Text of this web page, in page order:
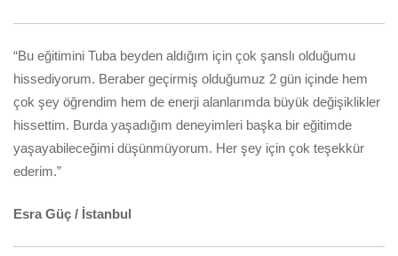
“Bu eğitimini Tuba beyden aldığım için çok şanslı olduğumu
hissediyorum. Beraber geçirmiş olduğumuz 2 gün içinde hem
çok şey öğrendim hem de enerji alanlarımda büyük değişiklikler
hissettim. Burda yaşadığım deneyimleri başka bir eğitimde
yaşayabileceğimi düşünmüyorum. Her şey için çok teşekkür
ederim.”
Esra Güç / İstanbul